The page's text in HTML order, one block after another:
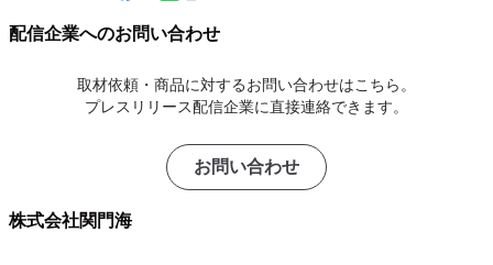
配信企業へのお問い合わせ
取材依頼・商品に対するお問い合わせはこちら。
プレスリリース配信企業に直接連絡できます。
お問い合わせ
株式会社関門海